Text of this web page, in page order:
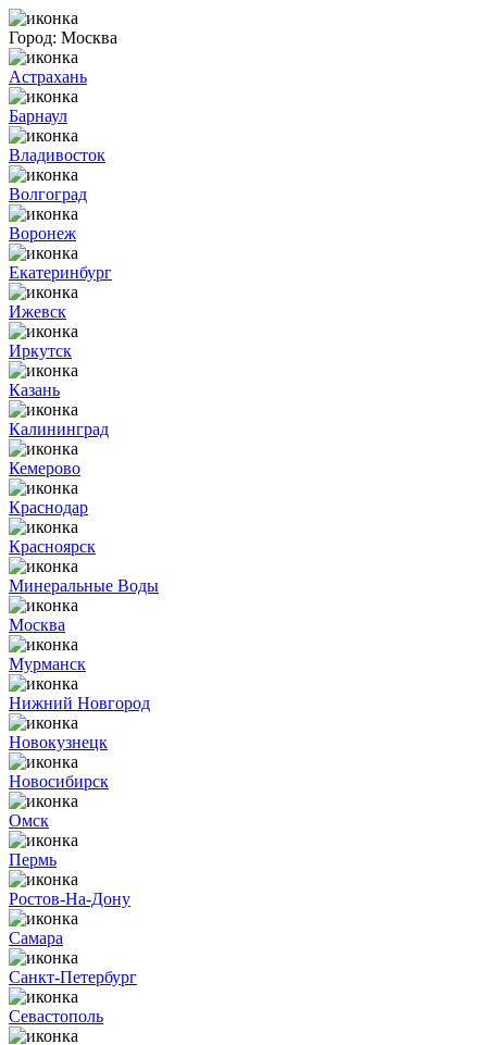
Город: Москва
Астрахань
Барнаул
Владивосток
Волгоград
Воронеж
Екатеринбург
Ижевск
Иркутск
Казань
Калининград
Кемерово
Краснодар
Красноярск
Минеральные Воды
Москва
Мурманск
Нижний Новгород
Новокузнецк
Новосибирск
Омск
Пермь
Ростов-На-Дону
Самара
Санкт-Петербург
Севастополь